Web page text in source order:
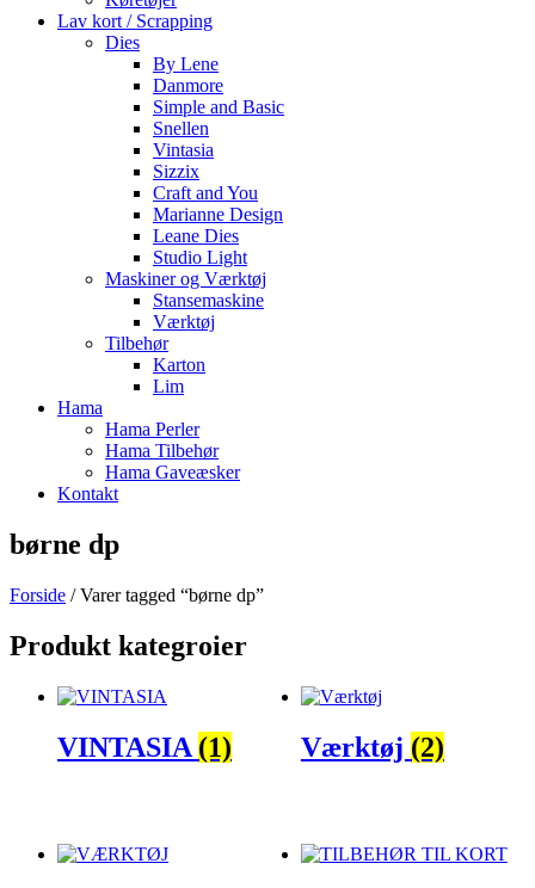
Lav kort / Scrapping
Dies
By Lene
Danmore
Simple and Basic
Snellen
Vintasia
Sizzix
Craft and You
Marianne Design
Leane Dies
Studio Light
Maskiner og Værktøj
Stansemaskine
Værktøj
Tilbehør
Karton
Lim
Hama
Hama Perler
Hama Tilbehør
Hama Gaveæsker
Kontakt
børne dp
Forside / Varer tagged “børne dp”
Produkt kategroier
VINTASIA (1) Værktøj (2)